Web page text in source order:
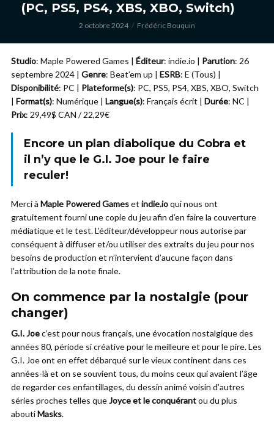
(PC, PS5, PS4, XBS, XBO, Switch)
2 octobre 2024 Frédéric Bouquin
Studio: Maple Powered Games | Éditeur: indie.io | Parution: 26
septembre 2024 | Genre: Beat’em up | ESRB: E (Tous) |
Disponibilité: PC | Plateforme(s): PC, PS5, PS4, XBS, XBO, Switch
| Format(s): Numérique | Langue(s): Français écrit | Durée: NC |
Prix: 29,49$ CAN / 22,29€
Encore un plan diabolique du Cobra et
il n’y que le G.I. Joe pour le faire
reculer!
Merci à Maple Powered Gameset indie.ioqui nous ont
gratuitement fourni une copie du jeu afin d’en faire la couverture
médiatique et le test. L’éditeur/développeur nous autorise par
conséquent à diffuser et/ou utiliser des extraits du jeu pour nos
besoins de production et n’intervient d’aucune façon dans
l’attribution de la note finale.
On commence par la nostalgie (pour
changer)
G.I. Joec’est pour nous français, une évocation nostalgique des
années 80, période si créative pour le meilleure et pour le pire. Les
G.I. Joe ont en effet débarqué sur le vieux continent dans ces
années-là et on se souvient tous, du moins ceux qui avaient l’âge
de regarder ces enfantillages, du dessin animé voisin d’autres
séries proches telles queJoyce et le conquérantou du plus
aboutiMasks.